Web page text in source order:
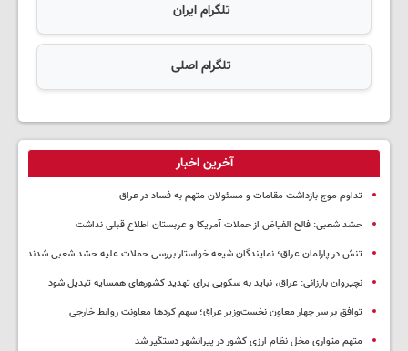
تلگرام ایران
تلگرام اصلی
آخرین اخبار
تداوم موج بازداشت مقامات و مسئولان متهم به فساد در عراق
حشد شعبی: فالح الفیاض از حملات آمریکا و عربستان اطلاع قبلی نداشت
تنش در پارلمان عراق؛ نمایندگان شیعه خواستار بررسی حملات علیه حشد شعبی شدند
نچیروان بارزانی: عراق، نباید به سکویی برای تهدید کشورهای همسایه تبدیل شود
توافق بر سر چهار معاون نخست‌وزیر عراق؛ سهم کردها معاونت روابط خارجی
متهم متواری مخل نظام ارزی کشور در پیرانشهر دستگیر شد